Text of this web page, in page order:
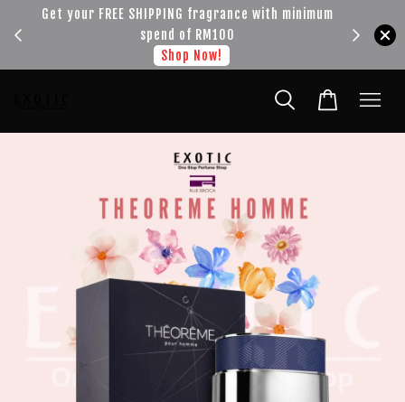
Get your FREE SHIPPING fragrance with minimum
spend of RM100
Shop Now!